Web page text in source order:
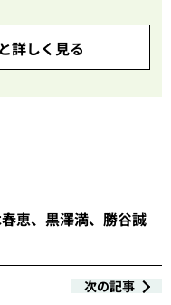
詳しく見る
恵、黒澤満、勝谷誠
次の記事